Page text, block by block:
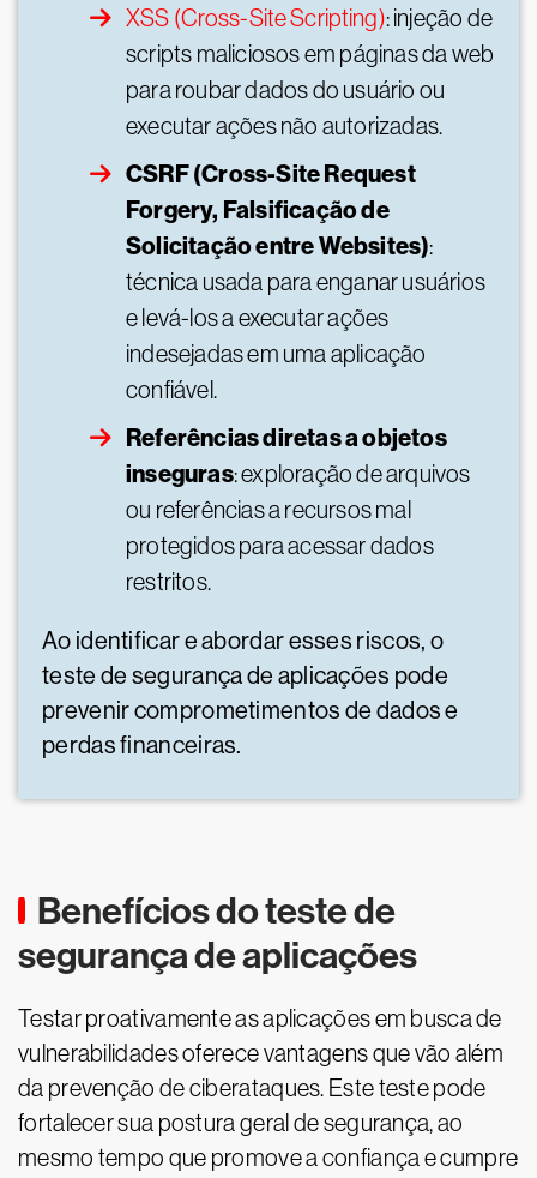
XSS (Cross-Site Scripting): injeção de
scripts maliciosos em páginas da web
para roubar dados do usuário ou
executar ações não autorizadas.
CSRF (Cross-Site Request
Forgery, Falsificação de
Solicitação entre Websites):
técnica usada para enganar usuários
e levá-los a executar ações
indesejadas em uma aplicação
confiável.
Referências diretas a objetos
inseguras: exploração de arquivos
ou referências a recursos mal
protegidos para acessar dados
restritos.
Ao identificar e abordar esses riscos, o
teste de segurança de aplicações pode
prevenir comprometimentos de dados e
perdas financeiras.
Benefícios do teste de
segurança de aplicações
Testar proativamente as aplicações em busca de
vulnerabilidades oferece vantagens que vão além
da prevenção de ciberataques. Este teste pode
fortalecer sua postura geral de segurança, ao
mesmo tempo que promove a confiança e cumpre